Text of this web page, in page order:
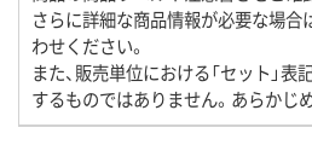
さらに詳細な商品情報が必要な場合
わせください。
また、販売単位における「セット」
するものではありません。あらかじ